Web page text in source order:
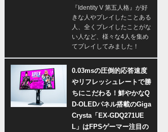
『Identity V 第五人格』が好
きな人やプレイしたことある
人、全くプレイしたことがな
い人など、様々な4人を集め
てプレイしてみました！
0.03msの圧倒的応答速度
やリフレッシュレートで勝
ちにこだわる！鮮やかなQ
D-OLEDパネル搭載のGiga
Crysta「EX-GDQ271UE
L」はFPSゲーマー注目の